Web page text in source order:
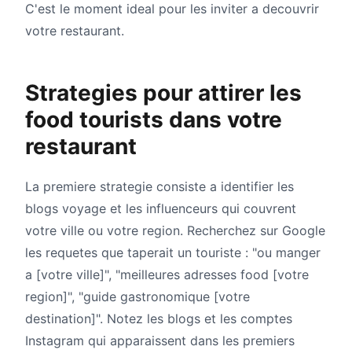
C'est le moment ideal pour les inviter a decouvrir
votre restaurant.
Strategies pour attirer les
food tourists dans votre
restaurant
La premiere strategie consiste a identifier les
blogs voyage et les influenceurs qui couvrent
votre ville ou votre region. Recherchez sur Google
les requetes que taperait un touriste : "ou manger
a [votre ville]", "meilleures adresses food [votre
region]", "guide gastronomique [votre
destination]". Notez les blogs et les comptes
Instagram qui apparaissent dans les premiers